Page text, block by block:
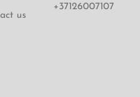
us
+37126007107